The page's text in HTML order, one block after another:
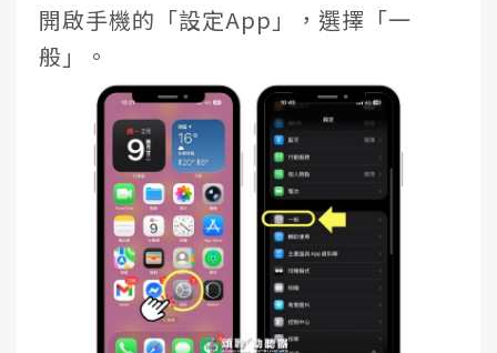
開啟手機的「設定App」，選擇「一
般」。